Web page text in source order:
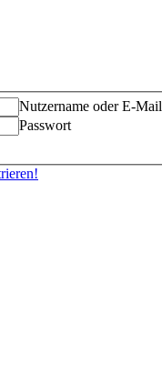
Nutzername oder E-Mail
Passwort